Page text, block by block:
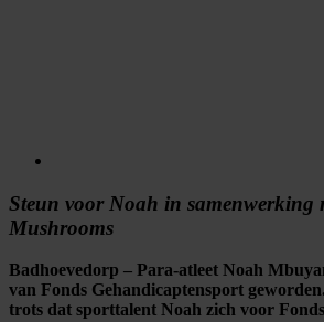
Steun voor Noah in samenwerking
Mushrooms
Badhoevedorp – Para-atleet Noah
van Fonds Gehandicaptensport
trots dat sporttalent Noah zich voor